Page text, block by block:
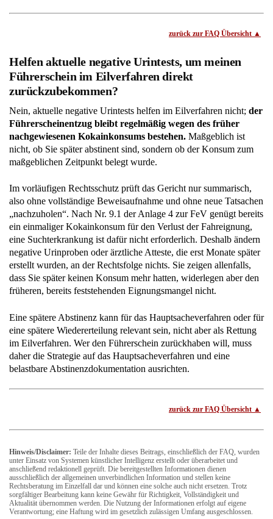
zurück zur FAQ Übersicht
Helfen aktuelle negative Urintests, um meinen
Führerschein im Eilverfahren direkt
zurückzubekommen?
Nein, aktuelle negative Urintests helfen im Eilverfahren nicht; der
Führerscheinentzug bleibt regelmäßig wegen des früher
nachgewiesenen Kokainkonsums bestehen. Maßgeblich ist
nicht, ob Sie später abstinent sind, sondern ob der Konsum zum
maßgeblichen Zeitpunkt belegt wurde.
Im vorläufigen Rechtsschutz prüft das Gericht nur summarisch,
also ohne vollständige Beweisaufnahme und ohne neue Tatsachen
„nachzuholen“. Nach Nr. 9.1 der Anlage 4 zur FeV genügt bereits
ein einmaliger Kokainkonsum für den Verlust der Fahreignung,
eine Suchterkrankung ist dafür nicht erforderlich. Deshalb ändern
negative Urinproben oder ärztliche Atteste, die erst Monate später
erstellt wurden, an der Rechtsfolge nichts. Sie zeigen allenfalls,
dass Sie später keinen Konsum mehr hatten, widerlegen aber den
früheren, bereits feststehenden Eignungsmangel nicht.
Eine spätere Abstinenz kann für das Hauptsacheverfahren oder für
eine spätere Wiedererteilung relevant sein, nicht aber als Rettung
im Eilverfahren. Wer den Führerschein zurückhaben will, muss
daher die Strategie auf das Hauptsacheverfahren und eine
belastbare Abstinenzdokumentation ausrichten.
zurück zur FAQ Übersicht
Hinweis/Disclaimer: Teile der Inhalte dieses Beitrags, einschließlich der FAQ, wurden
unter Einsatz von Systemen künstlicher Intelligenz erstellt oder überarbeitet und
anschließend redaktionell geprüft. Die bereitgestellten Informationen dienen
ausschließlich der allgemeinen unverbindlichen Information und stellen keine
Rechtsberatung im Einzelfall dar und können eine solche auch nicht ersetzen. Trotz
sorgfältiger Bearbeitung kann keine Gewähr für Richtigkeit, Vollständigkeit und
Aktualität übernommen werden. Die Nutzung der Informationen erfolgt auf eigene
Verantwortung; eine Haftung wird im gesetzlich zulässigen Umfang ausgeschlossen.